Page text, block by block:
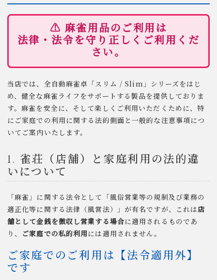
⚠️ 麻雀用品のご利用は
法律・法令を守り正しくご利用くだ
さい。
当店では、全自動麻雀卓「スリム / Slim」シリーズをはじ
め、健全な麻雀ライフをサポートする製品を提供しておりま
す。麻雀を安全に、そして楽しくご利用いただくために、特
にご家庭での利用に関する法的側面と一般的な注意事項につ
いてご案内いたします。
1. 雀荘（店舗）と家庭利用の法的違
いについて
「麻雀」に関する法令として「風俗営業等の規制及び業務の
適正化等に関する法律（風営法）」が有名ですが、これは店
舗として金銭を徴収し営業する場合に適用されるものであ
り、 ご家庭での私的利用には適用されません。
ご家庭でのご利用は【法令適用外】
です